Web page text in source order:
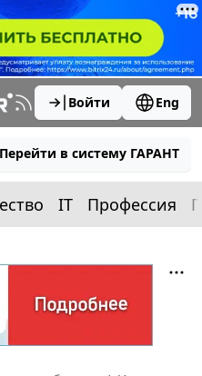
Войти Eng
Перейти в систему ГАРАНТ
IT Профессия